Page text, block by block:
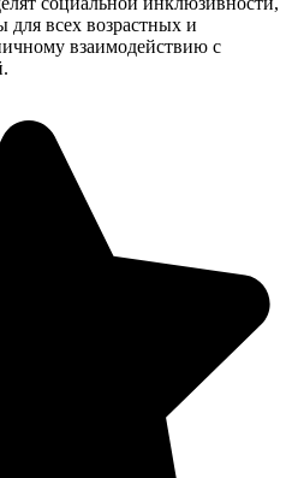
всех возрастных и
взаимодействию с